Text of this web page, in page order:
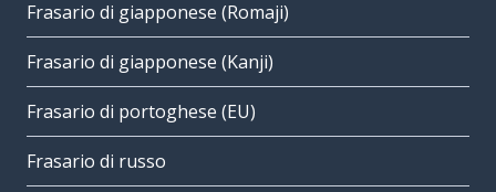
Frasario di giapponese (Romaji)
Frasario di giapponese (Kanji)
Frasario di portoghese (EU)
Frasario di russo